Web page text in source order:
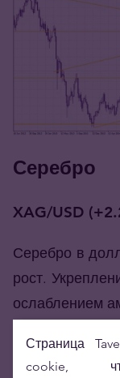
Серебро
XAG/USD
Серебро в
рост.
ослаблением
С дневного
на
Страница
cookie,